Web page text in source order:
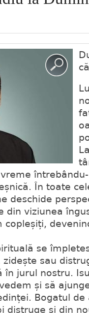
În toate
deschide
din viziunea
copleșiți,
se
sau
în jurul nostru.
și să
Bogatul de
distruge și din